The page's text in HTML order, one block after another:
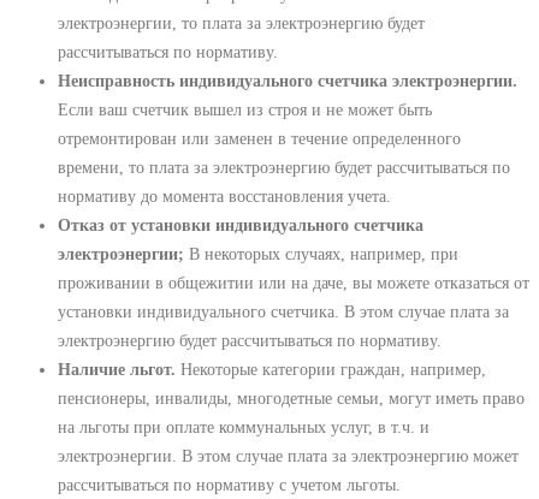
электроэнергии, то плата за электроэнергию будет
рассчитываться по нормативу.
Неисправность индивидуального счетчика электроэнергии.
Если ваш счетчик вышел из строя и не может быть
отремонтирован или заменен в течение определенного
времени, то плата за электроэнергию будет рассчитываться по
нормативу до момента восстановления учета.
Отказ от установки индивидуального счетчика
электроэнергии; В некоторых случаях, например, при
проживании в общежитии или на даче, вы можете отказаться от
установки индивидуального счетчика. В этом случае плата за
электроэнергию будет рассчитываться по нормативу.
Наличие льгот. Некоторые категории граждан, например,
пенсионеры, инвалиды, многодетные семьи, могут иметь право
на льготы при оплате коммунальных услуг, в т.ч. и
электроэнергии. В этом случае плата за электроэнергию может
рассчитываться по нормативу с учетом льготы.